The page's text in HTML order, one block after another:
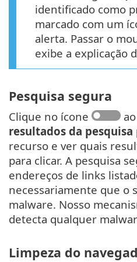
identificado como
marcado com um
alerta. Passar o
exibe a explicação
Pesquisa segura
Clique no ícone
resultados da pesquisa
recurso e ver quais
para clicar. A pesquisa
endereços de links
necessariamente que o
malware. Nosso
detecta qualquer
Limpeza do